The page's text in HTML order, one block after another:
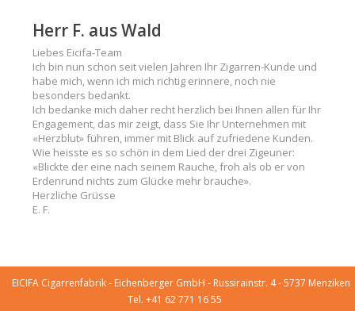
Herr F. aus Wald
Liebes Eicifa-Team
Ich bin nun schon seit vielen Jahren Ihr Zigarren-Kunde und
habe mich, wenn ich mich richtig erinnere, noch nie
besonders bedankt.
Ich bedanke mich daher recht herzlich bei Ihnen allen für Ihr
Engagement, das mir zeigt, dass Sie Ihr Unternehmen mit
«Herzblut» führen, immer mit Blick auf zufriedene Kunden.
Wie heisste es so schön in dem Lied der drei Zigeuner:
«Blickte der eine nach seinem Rauche, froh als ob er von
Erdenrund nichts zum Glücke mehr brauche».
Herzliche Grüsse
E. F.
EICIFA Cigarrenfabrik - Eichenberger GmbH - Russirainstr. 4 - 5737 Menziken
Tel. +41 62 771 16 55